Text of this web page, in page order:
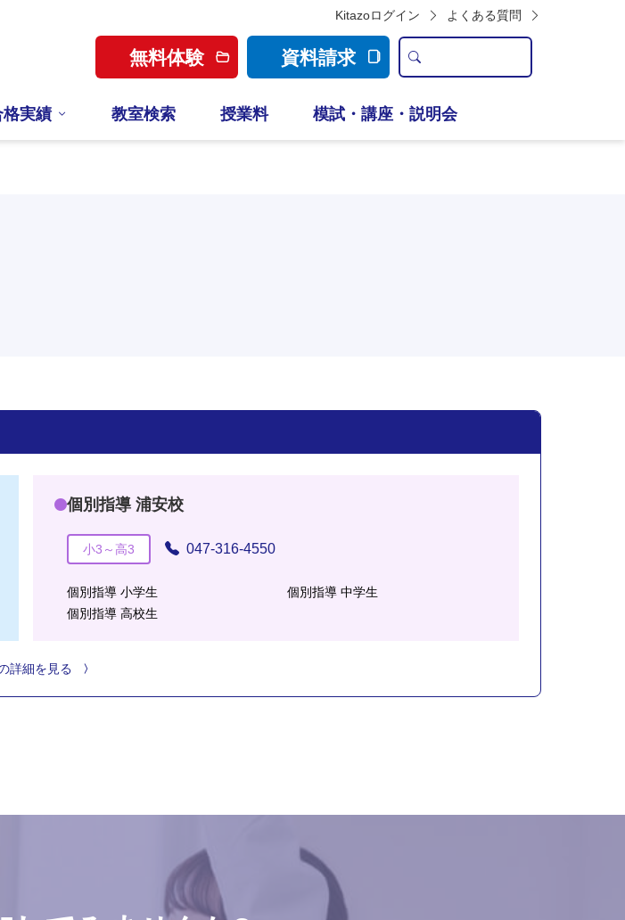
Kitazoログイン よくある質問
無料体験 資料請求
格実績 教室検索 授業料 模試・講座・説明会
個別指導 浦安校
小3～高3 047-316-4550
個別指導 小学生
個別指導 中学生
個別指導 高校生
詳細を見る